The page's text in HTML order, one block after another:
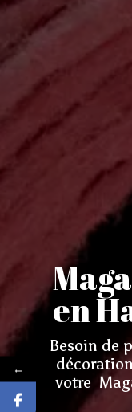
en
Besoin de
votre
←